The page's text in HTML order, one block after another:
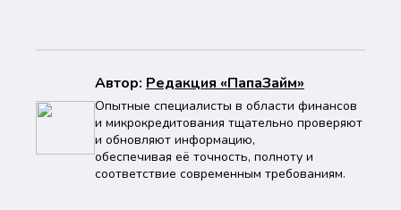
Автор: Peдaкция «ПапаЗайм»
Опытные специалисты в области финансов
и микрокредитования тщательно проверяют
и обновляют информацию,
обеспечивая её точность, полноту и
соответствие современным требованиям.